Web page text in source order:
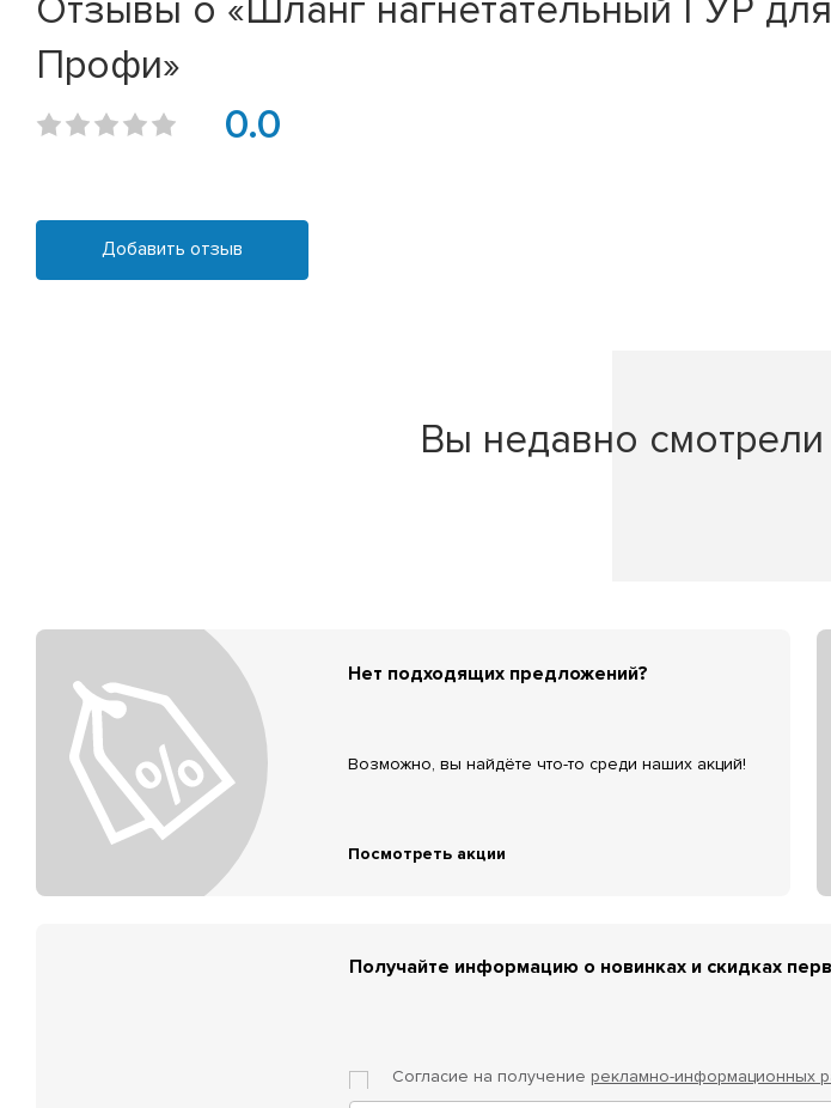
Профи»
0.0
Добавить отзыв
Вы недавно смотрели
Нет подходящих предложений?
Возможно, вы найдёте что-то среди наших акций!
Посмотреть акции
Получайте информацию о новинках и скидках
Согласие на получение рекламно-информационных